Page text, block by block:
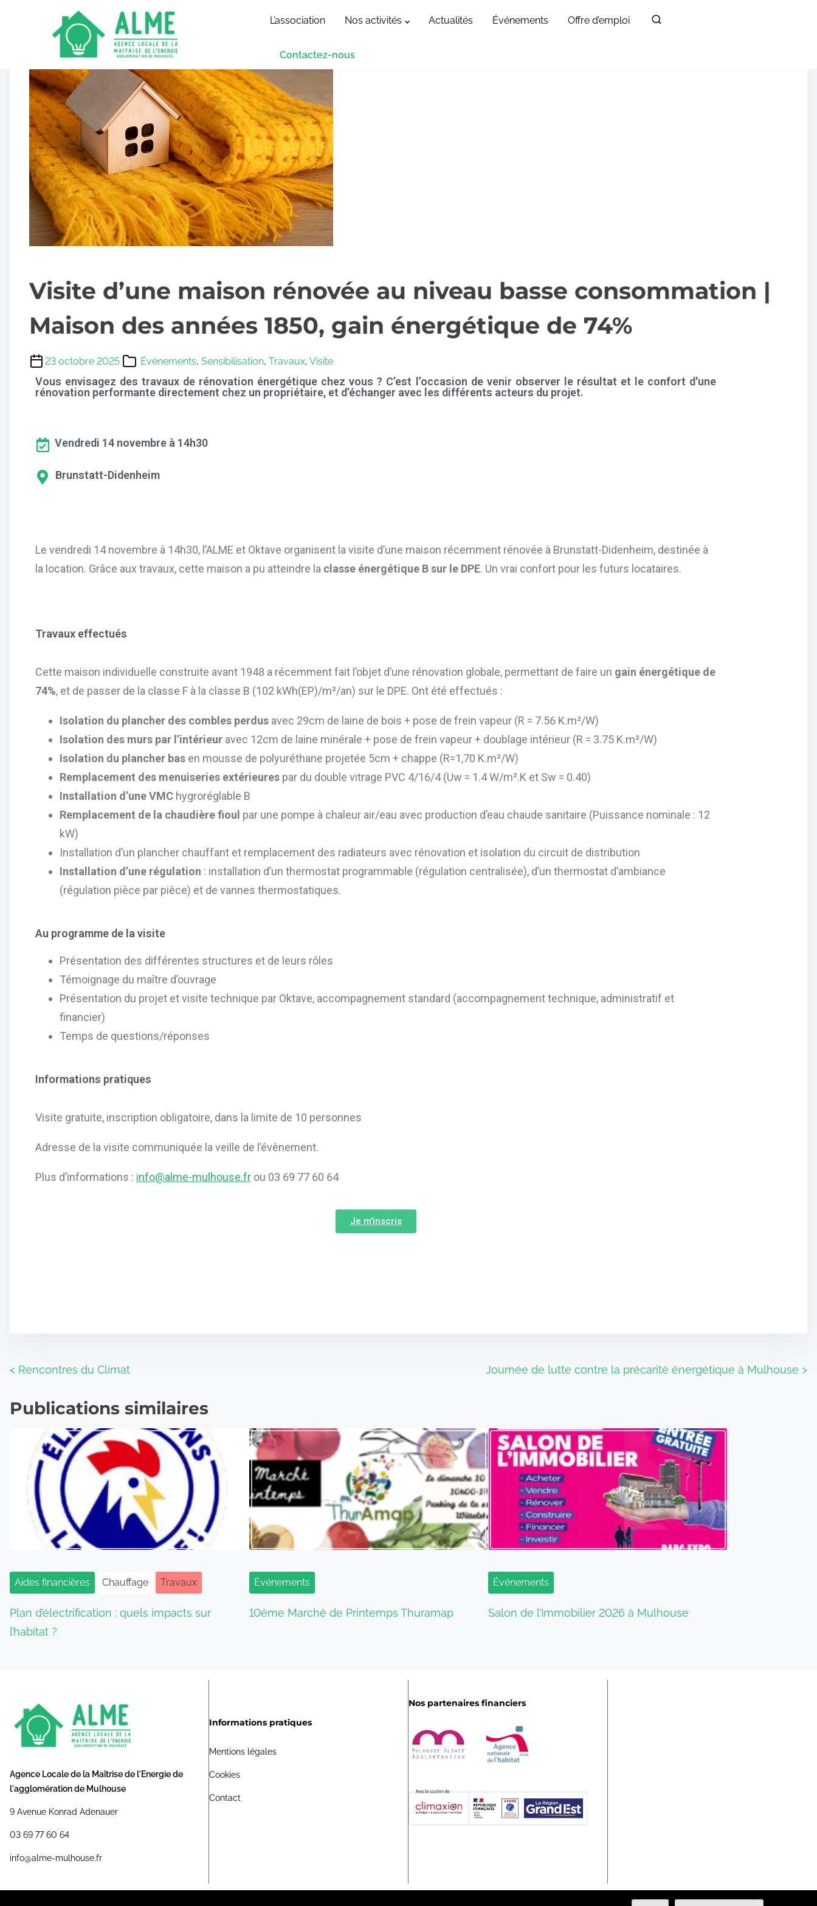
L’association Nos activités Actualités Événements Offre d’emploi
Contactez-nous
Visite d’une maison rénovée au niveau basse consommation |
Maison des années 1850, gain énergétique de 74%
23 octobre 2025 Événements, Sensibilisation, Travaux, Visite
Vous envisagez des travaux de rénovation énergétique chez vous ? C’est l’occasion de venir observer le résultat et le confort d'une
rénovation performante directement chez un propriétaire, et d’échanger avec les différents acteurs du projet.
Vendredi 14 novembre à 14h30
Brunstatt-Didenheim
Le vendredi 14 novembre à 14h30, l’ALME et Oktave organisent la visite d’une maison récemment rénovée à Brunstatt-Didenheim, destinée à
la location. Grâce aux travaux, cette maison a pu atteindre la classe énergétique B sur le DPE. Un vrai confort pour les futurs locataires.
Travaux effectués
Cette maison individuelle construite avant 1948 a récemment fait l’objet d’une rénovation globale, permettant de faire un gain énergétique de
74%, et de passer de la classe F à la classe B (102 kWh(EP)/m²/an) sur le DPE. Ont été effectués :
Isolation du plancher des combles perdus avec 29cm de laine de bois + pose de frein vapeur (R = 7.56 K.m²/W)
Isolation des murs par l’intérieur avec 12cm de laine minérale + pose de frein vapeur + doublage intérieur (R = 3.75 K.m²/W)
Isolation du plancher bas en mousse de polyuréthane projetée 5cm + chappe (R=1,70 K.m²/W)
Remplacement des menuiseries extérieures par du double vitrage PVC 4/16/4 (Uw = 1.4 W/m².K et Sw = 0.40)
Installation d’une VMC hygroréglable B
Remplacement de la chaudière fioul par une pompe à chaleur air/eau avec production d’eau chaude sanitaire (Puissance nominale : 12
kW)
Installation d’un plancher chauffant et remplacement des radiateurs avec rénovation et isolation du circuit de distribution
Installation d’une régulation : installation d’un thermostat programmable (régulation centralisée), d’un thermostat d’ambiance
(régulation pièce par pièce) et de vannes thermostatiques.
Au programme de la visite
Présentation des différentes structures et de leurs rôles
Témoignage du maître d’ouvrage
Présentation du projet et visite technique par Oktave, accompagnement standard (accompagnement technique, administratif et
financier)
Temps de questions/réponses
Informations pratiques
Visite gratuite, inscription obligatoire, dans la limite de 10 personnes
Adresse de la visite communiquée la veille de l’évènement.
Plus d’informations : info@alme-mulhouse.fr ou 03 69 77 60 64
Je m'inscris
< Rencontres du Climat Journée de lutte contre la précarité énergétique à Mulhouse >
Publications similaires
Aides financières Chauffage Travaux
Plan d’électrification : quels impacts sur
l’habitat ?
Événements
10ème Marché de Printemps Thuramap
Événements
Salon de l’Immobilier 2026 à Mulhouse
Agence Locale de la Maîtrise de l'Energie de
l'agglomération de Mulhouse
9 Avenue Konrad Adenauer
03 69 77 60 64
info@alme-mulhouse.fr
Informations pratiques
Mentions légales
Cookies
Contact
Nos partenaires financiers